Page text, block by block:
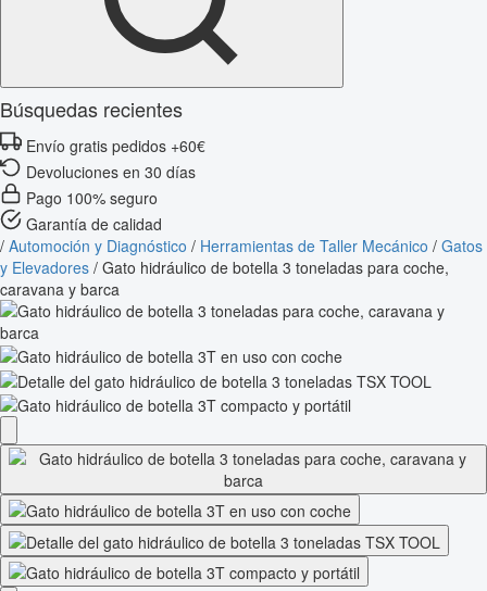
Búsquedas recientes
Envío gratis pedidos +60€
Devoluciones en 30 días
Pago 100% seguro
Garantía de calidad
/ Automoción y Diagnóstico / Herramientas de Taller Mecánico / Gatos
y Elevadores / Gato hidráulico de botella 3 toneladas para coche,
caravana y barca